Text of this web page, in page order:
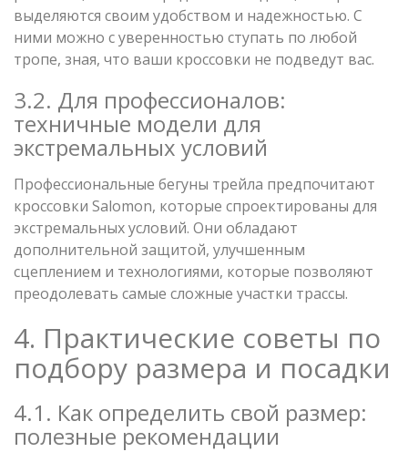
выделяются своим удобством и надежностью. С
ними можно с уверенностью ступать по любой
тропе, зная, что ваши кроссовки не подведут вас.
3.2. Для профессионалов:
техничные модели для
экстремальных условий
Профессиональные бегуны трейла предпочитают
кроссовки Salomon, которые спроектированы для
экстремальных условий. Они обладают
дополнительной защитой, улучшенным
сцеплением и технологиями, которые позволяют
преодолевать самые сложные участки трассы.
4. Практические советы по
подбору размера и посадки
4.1. Как определить свой размер:
полезные рекомендации